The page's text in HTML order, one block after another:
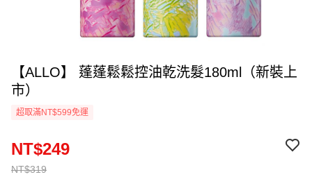
【ALLO】 蓬蓬鬆鬆控油乾洗髮180ml（新裝上
市）
超取滿NT$599免運
NT$319
NT$249